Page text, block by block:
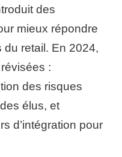
des
mieux répondre
retail. En 2024,
:
des risques
élus, et
d’intégration pour